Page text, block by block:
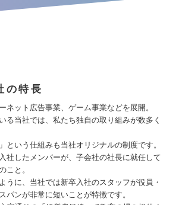
の特長
ネット広告事業、ゲーム事業などを展開。
る当社では、私たち独自の取り組みが数多く
という仕組みも当社オリジナルの制度です。
社したメンバーが、子会社の社長に就任して
こと。
うに、当社では新卒入社のスタッフが役員・
パンが非常に短いことが特徴です。